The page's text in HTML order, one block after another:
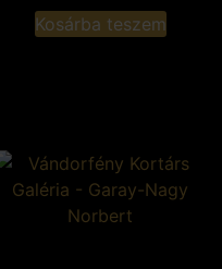
Kosárba teszem